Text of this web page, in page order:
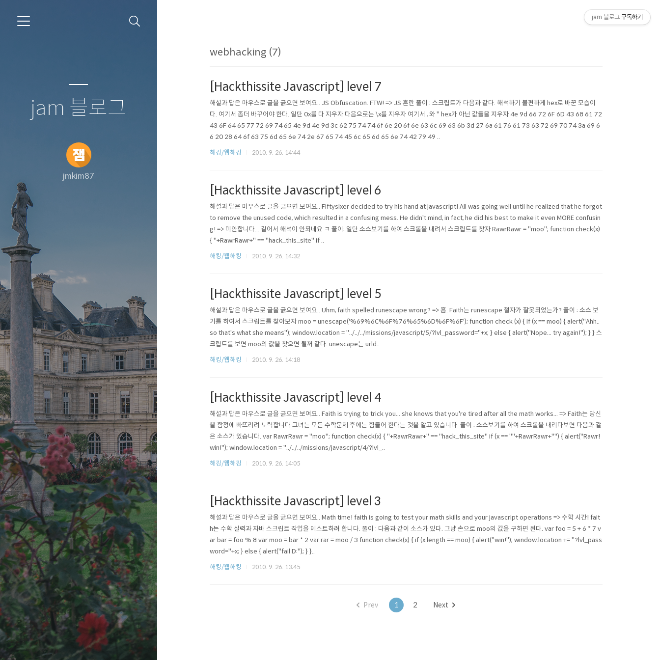
jam 블로그
jmkim87
webhacking (7)
[Hackthissite Javascript] level 7
해설과 답은 마우스로 글을 긁으면 보여요.. JS Obfuscation. FTW! => JS 혼란 풀이 : 스크립트가 다음과 같다. 해석하기 불편하게 hex로 바꾼 모습이
다. 여기서 좀더 바꾸어야 한다. 일단 0x를 다 지우자 다음으로는 \x를 지우자 여기서 , 와 " hex가 아닌 값들을 지우자 4e 9d 66 72 6F 6D 43 68 61 72
43 6F 64 65 77 72 69 74 65 4e 9d 4e 9d 3c 62 75 74 74 6f 6e 20 6f 6e 63 6c 69 63 6b 3d 27 6a 61 76 61 73 63 72 69 70 74 3a 69 6
6 20 28 64 6f 63 75 6d 65 6e 74 2e 67 65 74 45 6c 65 6d 65 6e 74 42 79 49 ..
해킹/웹해킹
2010. 9. 26. 14:44
[Hackthissite Javascript] level 6
해설과 답은 마우스로 글을 긁으면 보여요.. Fiftysixer decided to try his hand at javascript! All was going well until he realized that he forgot
to remove the unused code, which resulted in a confusing mess. He didn't mind, in fact, he did his best to make it even MORE confusin
g! => 미안합니다... 길어서 해석이 안되네요 ㅋ 풀이: 일단 소스보기를 하여 스크롤을 내려서 스크립트를 찾자 RawrRawr = "moo"; function check(x)
{ "+RawrRawr+" == "hack_this_site" if ..
해킹/웹해킹
2010. 9. 26. 14:32
[Hackthissite Javascript] level 5
해설과 답은 마우스로 글을 긁으면 보여요.. Uhm, faith spelled runescape wrong? => 흠. Faith는 runescape 철자가 잘못되었는가? 풀이 : 소스 보
기를 하여서 스크립트를 찾아보자 moo = unescape('%69%6C%6F%76%65%6D%6F%6F'); function check (x) { if (x == moo) { alert("Ahh..
so that's what she means"); window.location = "../../../missions/javascript/5/?lvl_password="+x; } else { alert("Nope... try again!"); } } 스
크립트를 보면 moo의 값을 찾으면 될꺼 같다. unescape는 urld..
해킹/웹해킹
2010. 9. 26. 14:18
[Hackthissite Javascript] level 4
해설과 답은 마우스로 글을 긁으면 보여요.. Faith is trying to trick you... she knows that you're tired after all the math works... => Faith는 당신
을 함정에 빠뜨리려 노력합니다 그녀는 모든 수학문제 후에는 힘들어 한다는 것을 알고 있습니다. 풀이 : 소스보기를 하여 스크롤을 내리다보면 다음과 같
은 소스가 있습니다. var RawrRawr = "moo"; function check(x) { "+RawrRawr+" == "hack_this_site" if (x == ""+RawrRawr+"") { alert("Rawr!
win!"); window.location = "../../../missions/javascript/4/?lvl_..
해킹/웹해킹
2010. 9. 26. 14:05
[Hackthissite Javascript] level 3
해설과 답은 마우스로 글을 긁으면 보여요.. Math time! faith is going to test your math skills and your javascript operations => 수학 시간! fait
h는 수학 실력과 자바 스크립트 작업을 테스트하려 합니다. 풀이 : 다음과 같이 소스가 있다. 그냥 손으로 moo의 값을 구하면 된다. var foo = 5 + 6 * 7 v
ar bar = foo % 8 var moo = bar * 2 var rar = moo / 3 function check(x) { if (x.length == moo) { alert("win!"); window.location += "?lvl_pass
word="+x; } else { alert("fail D:"); } }..
해킹/웹해킹
2010. 9. 26. 13:45
Prev 1 2 Next
jam 블로그 구독하기